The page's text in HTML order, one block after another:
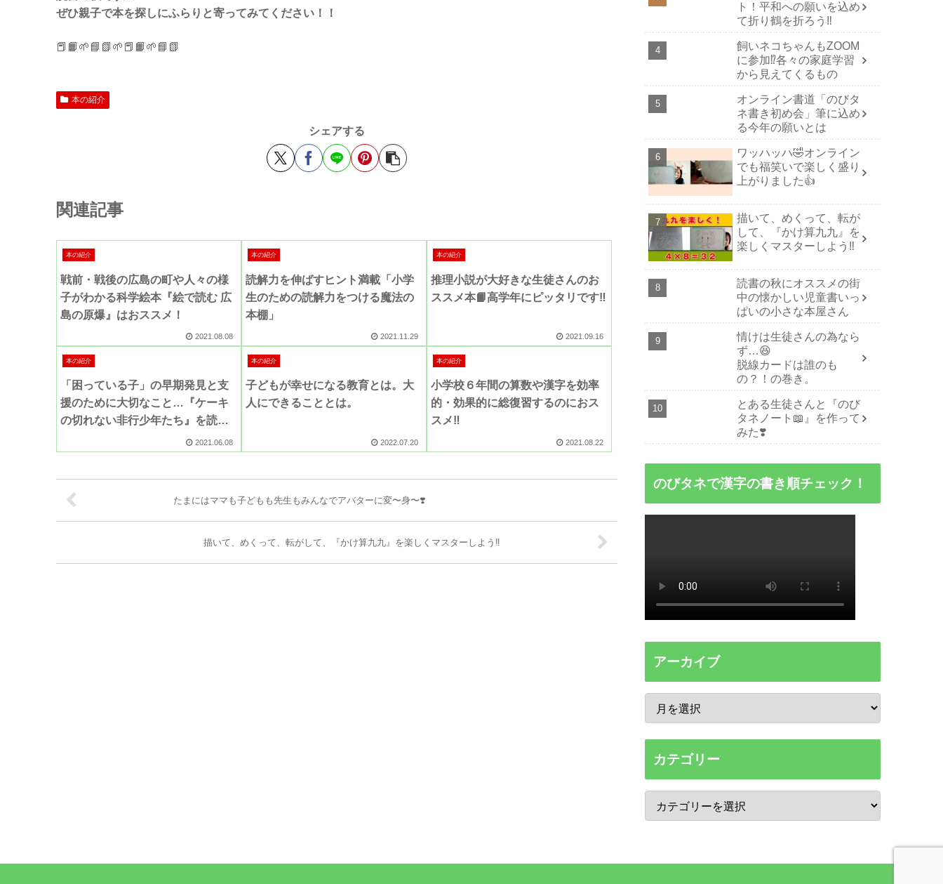
ぜひ親子で本を探しにふらりと寄ってみてください！！
📕📙🌱📘📗🌱📕📙🌱📘📗
本の紹介
シェアする
関連記事
本の紹介
戦前・戦後の広島の町や人々の様
子がわかる科学絵本『絵で読む 広
島の原爆』はおススメ！
2021.08.08
本の紹介
読解力を伸ばすヒント満載「小学
生のための読解力をつける魔法の
本棚」
2021.11.29
本の紹介
推理小説が大好きな生徒さんのお
ススメ本📙高学年にピッタリです‼️
2021.09.16
本の紹介
「困っている子」の早期発見と支
援のために大切なこと…『ケーキ
の切れない非行少年たち』を読ん
2021.06.08
本の紹介
子どもが幸せになる教育とは。大
人にできることとは。
2022.07.20
本の紹介
小学校６年間の算数や漢字を効率
的・効果的に総復習するのにおス
スメ‼️
2021.08.22
たまにはママも子どもも先生もみんなでアバターに変〜身〜❣️
描いて、めくって、転がして、『かけ算九九』を楽しくマスターしよう‼️
ト！平和への願いを込め
て折り鶴を折ろう‼️
飼いネコちゃんもZOOM
に参加⁉️各々の家庭学習
から見えてくるもの
オンライン書道「のびタ
ネ書き初め会」筆に込め
る今年の願いとは
ワッハッハ🤣オンライン
でも福笑いで楽しく盛り
上がりました👍
描いて、めくって、転が
して、『かけ算九九』を
楽しくマスターしよう‼️
読書の秋にオススメの街
中の懐かしい児童書いっ
ぱいの小さな本屋さん
情けは生徒さんの為なら
ず…😆
脱線カードは誰のも
の？！の巻き。
とある生徒さんと『のび
タネノート📖』を作って
みた❣️
のびタネで漢字の書き順チェック！
アーカイブ
カテゴリー